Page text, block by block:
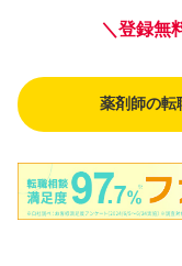
＼登録無
薬剤師の転